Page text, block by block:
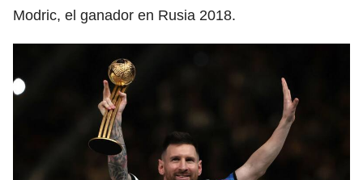
Modric, el ganador en Rusia 2018.